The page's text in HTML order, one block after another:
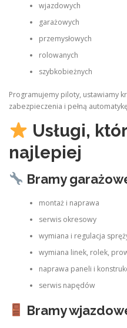
wjazdowych
garażowych
przemysłowych
rolowanych
szybkobieżnych
Programujemy piloty, ustawiamy
zabezpieczenia i pełną
Usługi,
najlepiej
Bramy
montaż i naprawa
serwis okresowy
wymiana i regulacja
wymiana linek, rolek,
naprawa paneli i
serwis napędów
Bramy